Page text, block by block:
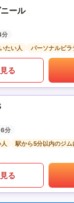
ール
分
たい人
パーソナルピラ
る
分
駅から5分以内のジム
る